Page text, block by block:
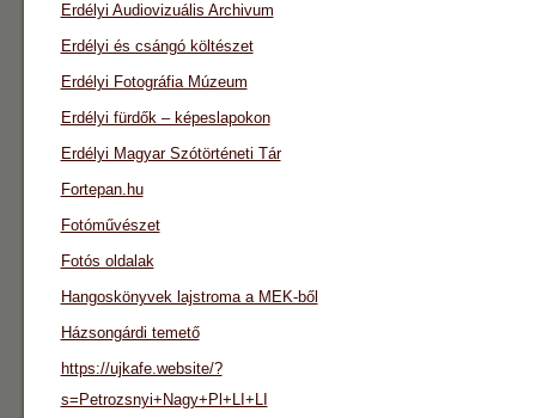
Erdélyi Audiovizuális Archivum
Erdélyi és csángó költészet
Erdélyi Fotográfia Múzeum
Erdélyi fürdők – képeslapokon
Erdélyi Magyar Szótörténeti Tár
Fortepan.hu
Fotóművészet
Fotós oldalak
Hangoskönyvek lajstroma a MEK-ből
Házsongárdi temető
https://ujkafe.website/?
s=Petrozsnyi+Nagy+Pl+LI+LI